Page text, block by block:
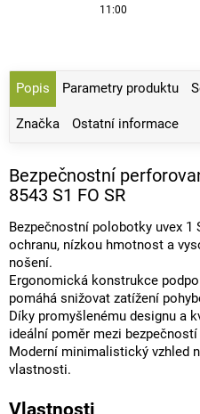
11:00
Popis Parametry produktu
Značka Ostatní informace
Bezpečnostní
8543 S1 FO SR
Bezpečnostní polobotky uvex
ochranu, nízkou hmotnost a
nošení.
Ergonomická konstrukce
pomáhá snižovat zatížení
Díky promyšlenému designu a
ideální poměr mezi
Moderní minimalistický vzhled
vlastnosti.
Vlastnosti